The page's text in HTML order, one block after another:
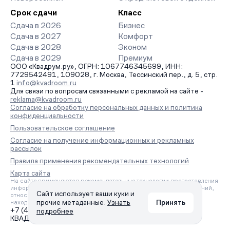
Срок сдачи
Сдача в 2026
Сдача в 2027
Сдача в 2028
Сдача в 2029
Класс
Бизнес
Комфорт
Эконом
Премиум
ООО «Квадрум.ру», ОГРН: 1067746345699, ИНН:
7729542491, 109028, г. Москва, Тессинский пер., д. 5, стр.
1 info@kvadroom.ru
Для связи по вопросам связанными с рекламой на сайте -
reklama@kvadroom.ru
Согласие на обработку персональных данных и политика
конфиденциальности
Пользовательское соглашение
Согласие на получение информационных и рекламных
рассылок
Правила применения рекомендательных технологий
Карта сайта
На сайте применяются рекомендательные технологии предоставления
информации на основе сбора, систематизации и анализа сведений,
относящихся к предпочтениям пользователей сети «Интернет»,
находящихся на территории Российской Федерации.
+7 (495) 157-88-80
КВАДРУМ © 2006 – 2026. Все права защищены.
Сайт использует ваши куки и
прочие метаданные. Узнать
подробнее
Принять